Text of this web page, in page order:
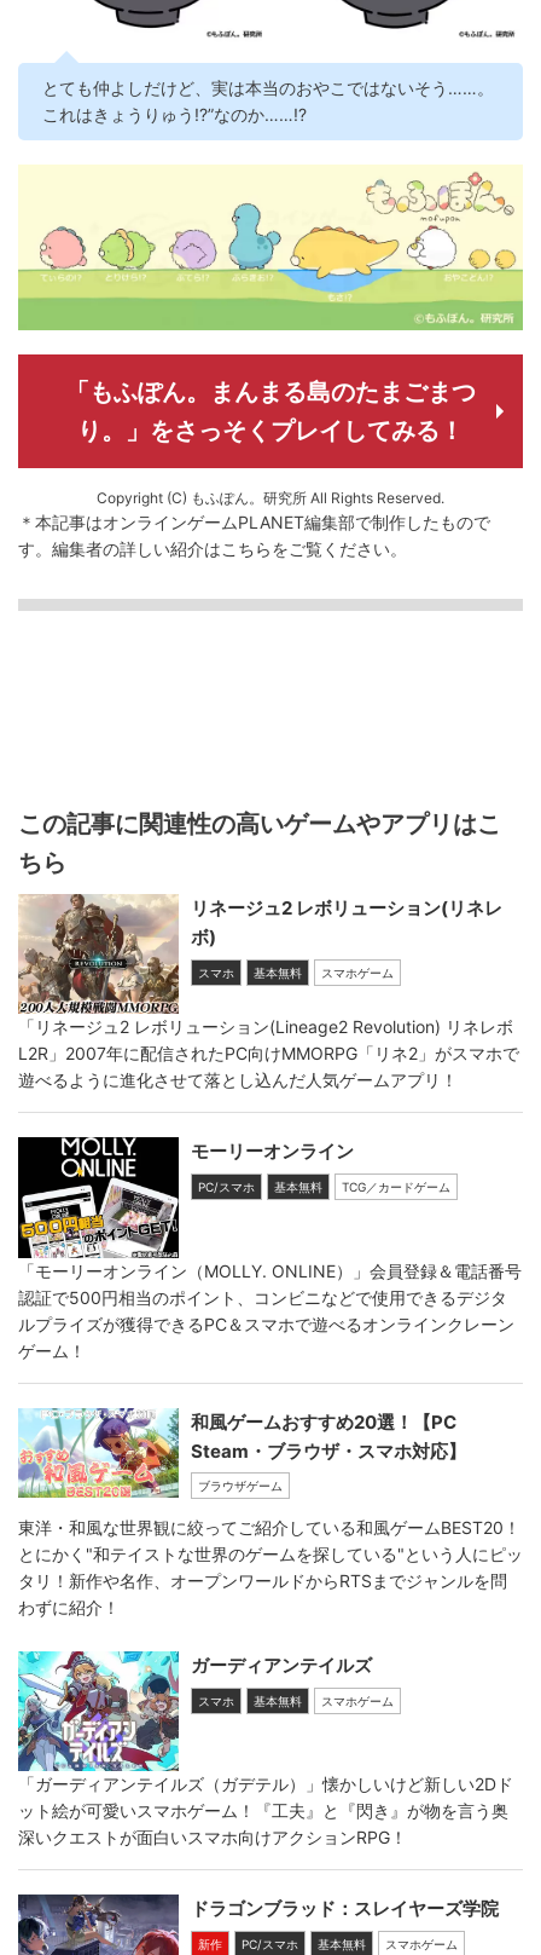
とても仲よしだけど、実は本当のおやこではないそう……。
これはきょうりゅう!?”なのか……!?
「もふぽん。まんまる島のたまごまつ
り。」をさっそくプレイしてみる！
Copyright (C) もふぽん。研究所 All Rights Reserved.
＊本記事はオンラインゲームPLANET編集部で制作したもので
す。 編集者の詳しい紹介はこちらをご覧ください。
この記事に関連性の高いゲームやアプリはこ
ちら
リネージュ2 レボリューション(リネレ
ボ)
スマホ 基本無料 スマホゲーム
「リネージュ2 レボリューション(Lineage2 Revolution) リネレボ
L2R」2007年に配信されたPC向けMMORPG「リネ2」がスマホで
遊べるように進化させて落とし込んだ人気ゲームアプリ！
モーリーオンライン
PC/スマホ 基本無料 TCG／カードゲーム
「モーリーオンライン（MOLLY. ONLINE）」会員登録＆電話番号
認証で500円相当のポイント、コンビニなどで使用できるデジタ
ルプライズが獲得できるPC＆スマホで遊べるオンラインクレーン
ゲーム！
和風ゲームおすすめ20選！【PC
Steam・ブラウザ・スマホ対応】
ブラウザゲーム
東洋・和風な世界観に絞ってご紹介している和風ゲームBEST20！
とにかく"和テイストな世界のゲームを探している"という人にピッ
タリ！新作や名作、オープンワールドからRTSまでジャンルを問
わずに紹介！
ガーディアンテイルズ
スマホ 基本無料 スマホゲーム
「ガーディアンテイルズ（ガデテル）」懐かしいけど新しい2Dド
ット絵が可愛いスマホゲーム！『工夫』と『閃き』が物を言う奥
深いクエストが面白いスマホ向けアクションRPG！
ドラゴンブラッド：スレイヤーズ学院
新作 PC/スマホ 基本無料 スマホゲーム